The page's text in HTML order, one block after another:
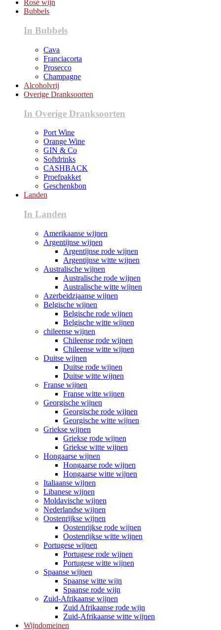
Rosé wijn
Bubbels
In Bubbels
Cava
Franciacorta
Prosecco
Champagne
Alcoholvrij
Overige Dranksoorten
In Overige Dranksoorten
Port Wine
Orange Wine
GIN & Co
Softdrinks
CASHBACK
Proefpakket
Geschenkbon
Landen
In Landen
Amerikaanse wijnen
Argentijnse wijnen
Argentijnse rode wijnen
Argentijnse witte wijnen
Australische wijnen
Australische rode wijnen
Australische witte wijnen
Azerbeidzjaanse wijnen
Belgische wijnen
Belgische rode wijnen
Belgische witte wijnen
chileense wijnen
Chileense rode wijnen
Chileense witte wijnen
Duitse wijnen
Duitse rode wijnen
Duitse witte wijnen
Franse wijnen
Franse witte wijnen
Georgische wijnen
Georgische rode wijnen
Georgische witte wijnen
Griekse wijnen
Griekse rode wijnen
Griekse witte wijnen
Hongaarse wijnen
Hongaarse rode wijnen
Hongaarse witte wijnen
Italiaanse wijnen
Libanese wijnen
Moldavische wijnen
Nederlandse wijnen
Oostenrijkse wijnen
Oostenrijkse rode wijnen
Oostenrijkse witte wijnen
Portugese wijnen
Portugese rode wijnen
Portugese witte wijnen
Spaanse wijnen
Spaanse witte wijn
Spaanse rode wijn
Zuid-Afrikaanse wijnen
Zuid Afrikaanse rode wijn
Zuid-Afrikaanse witte wijnen
Wijndomeinen